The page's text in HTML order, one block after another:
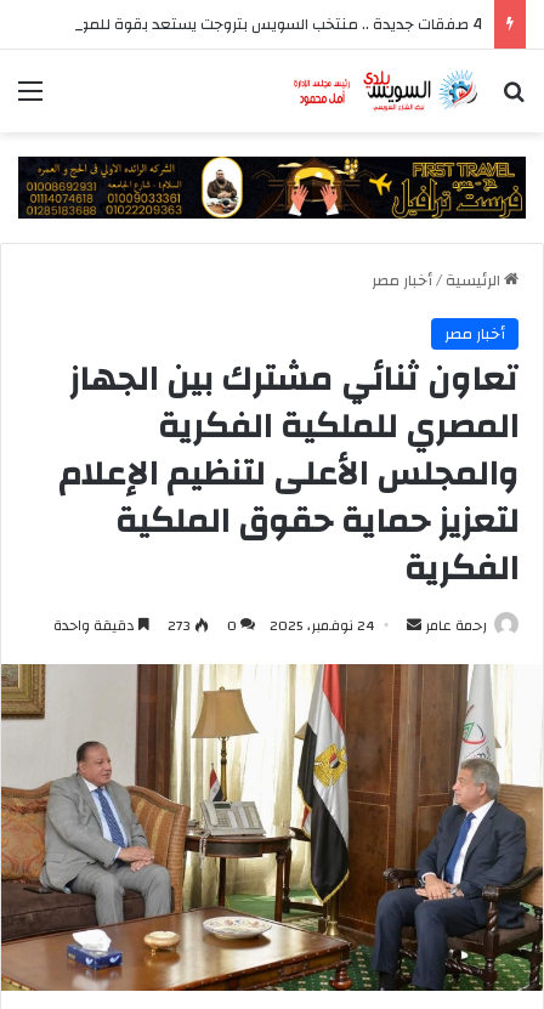
بحث عن
الرئيسية/أخبار مصر
أخبار مصر
تعاون ثنائي مشترك بين الجهاز
المصري للملكية الفكرية
والمجلس الأعلى لتنظيم الإعلام
لتعزيز حماية حقوق الملكية
الفكرية
رحمة عامر
أرسل
إلكترونيا
24 نوفمبر، 2025 0
273 دقيقة واحدة